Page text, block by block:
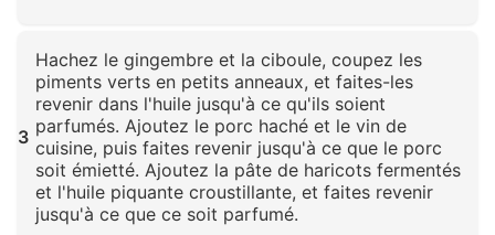
3
Hachez le gingembre et la ciboule, coupez les
piments verts en petits anneaux, et faites-les
revenir dans l'huile jusqu'à ce qu'ils soient
parfumés. Ajoutez le porc haché et le vin de
cuisine, puis faites revenir jusqu'à ce que le porc
soit émietté. Ajoutez la pâte de haricots fermentés
et l'huile piquante croustillante, et faites revenir
jusqu'à ce que ce soit parfumé.